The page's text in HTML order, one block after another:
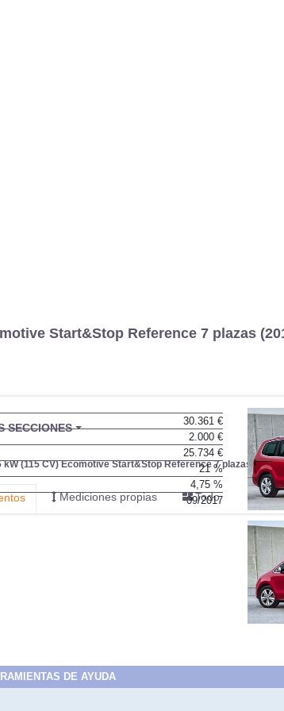
SECCIONES
kW (115 CV) Ecomotive Start&Stop Reference 7 plazas
Mediciones propias Todo
Start&Stop Reference 7 plazas
30.361 €
2.000 €
25.734 €
21 %
4,75 %
09/2017
DE AYUDA